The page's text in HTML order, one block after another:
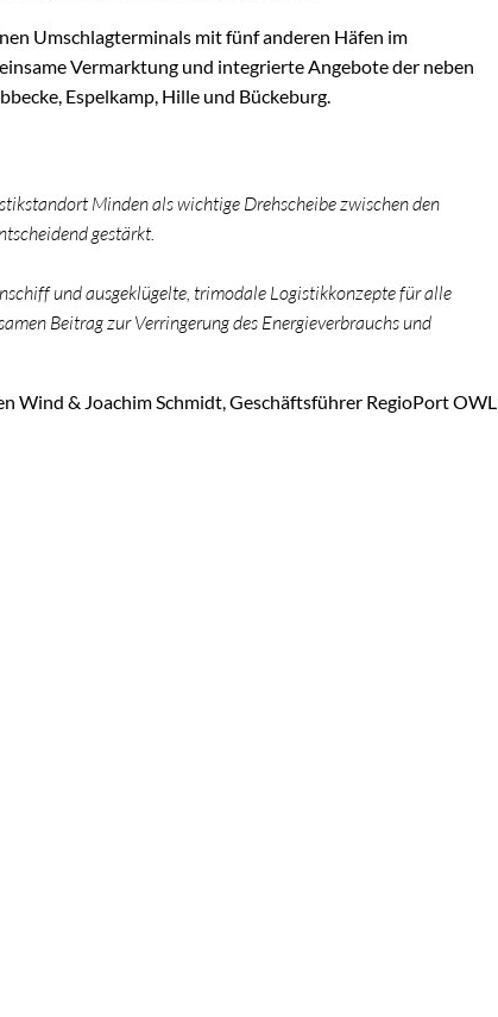
Umschlagterminals mit fünf anderen Häfen im
Vermarktung und integrierte Angebote der neben
Espelkamp, Hille und Bückeburg.
Minden als wichtige Drehscheibe zwischen den
gestärkt.
und ausgeklügelte, trimodale Logistikkonzepte für alle
Beitrag zur Verringerung des Energieverbrauchs und
Wind & Joachim Schmidt, Geschäftsführer RegioPort OWL